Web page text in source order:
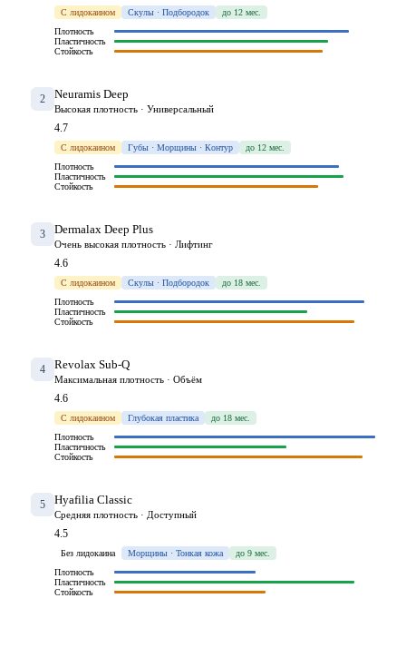
С лидокаином Скулы · Подбородок
до 12 мес.
Плотность
Пластичность
Стойкость
2 Neuramis Deep
Высокая плотность · Универсальный
4.7
С лидокаином Губы · Морщины · Контур
до 12 мес.
Плотность
Пластичность
Стойкость
3 Dermalax Deep Plus
Очень высокая плотность · Лифтинг
4.6
С лидокаином Скулы · Подбородок
до 18 мес.
Плотность
Пластичность
Стойкость
4 Revolax Sub-Q
Максимальная плотность · Объём
4.6
С лидокаином Глубокая пластика
до 18 мес.
Плотность
Пластичность
Стойкость
5 Hyafilia Classic
Средняя плотность · Доступный
4.5
Без лидокаина Морщины · Тонкая кожа
до 9 мес.
Плотность
Пластичность
Стойкость